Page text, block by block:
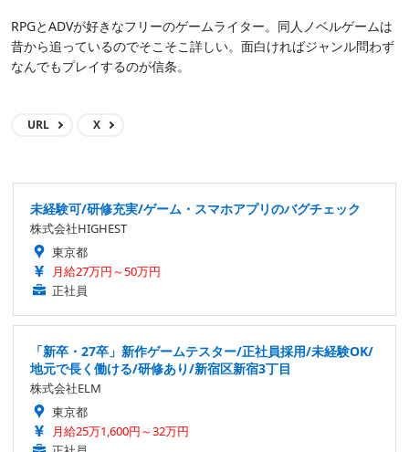
RPGとADVが好きなフリーのゲームライター。同人ノベルゲームは
昔から追っているのでそこそこ詳しい。面白ければジャンル問わず
なんでもプレイするのが信条。
URL X
未経験可/研修充実/ゲーム・スマホアプリのバグチェック
株式会社HIGHEST
東京都
月給27万円～50万円
正社員
「新卒・27卒」新作ゲームテスター/正社員採用/未経験OK/
地元で長く働ける/研修あり/新宿区新宿3丁目
株式会社ELM
東京都
月給25万1,600円～32万円